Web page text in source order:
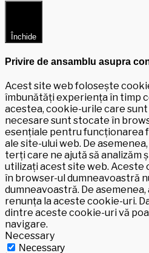
Închide
Privire de ansamblu asupra
Acest site web folosește
îmbunătăți experiența în timp
acestea, cookie-urile care
necesare sunt stocate în
esențiale pentru funcționarea
ale site-ului web. De
terți care ne ajută să analizăm
utilizați acest site web.
în browser-ul dumneavoastră
dumneavoastră. De
renunța la aceste cookie-uri.
dintre aceste cookie-uri vă
navigare.
Necessary
Necessary